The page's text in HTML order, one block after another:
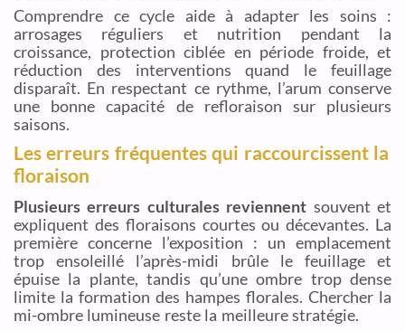
Comprendre ce cycle aide à adapter les soins :
arrosages réguliers et nutrition pendant la
croissance, protection ciblée en période froide, et
réduction des interventions quand le feuillage
disparaît. En respectant ce rythme, l’arum conserve
une bonne capacité de refloraison sur plusieurs
saisons.
Les erreurs fréquentes qui raccourcissent la
floraison
Plusieurs erreurs culturales reviennent souvent et
expliquent des floraisons courtes ou décevantes. La
première concerne l’exposition : un emplacement
trop ensoleillé l’après-midi brûle le feuillage et
épuise la plante, tandis qu’une ombre trop dense
limite la formation des hampes florales. Chercher la
mi-ombre lumineuse reste la meilleure stratégie.